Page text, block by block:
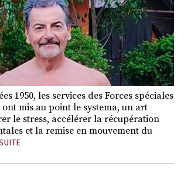
1950, les services des Forces spéciales
ont mis au point le systema, un art
le stress, accélérer la récupération
et la remise en mouvement du